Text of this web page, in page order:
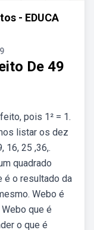
- EDUCA
De 49
pois 1² = 1.
listar os dez
16, 25 ,36,.
quadrado
é o resultado da
Webo é
que é
o que é